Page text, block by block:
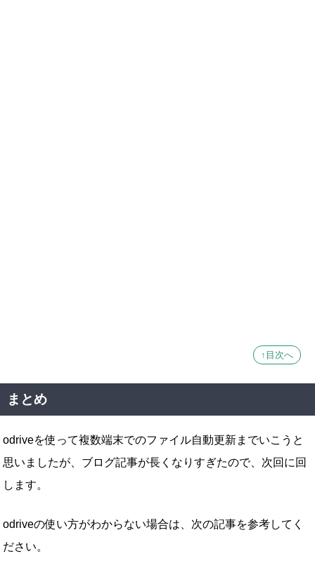
↑目次へ
まとめ
odriveを使って複数端末でのファイル自動更新までいこうと
思いましたが、ブログ記事が長くなりすぎたので、次回に回
します。
odriveの使い方がわからない場合は、次の記事を参考してく
ださい。